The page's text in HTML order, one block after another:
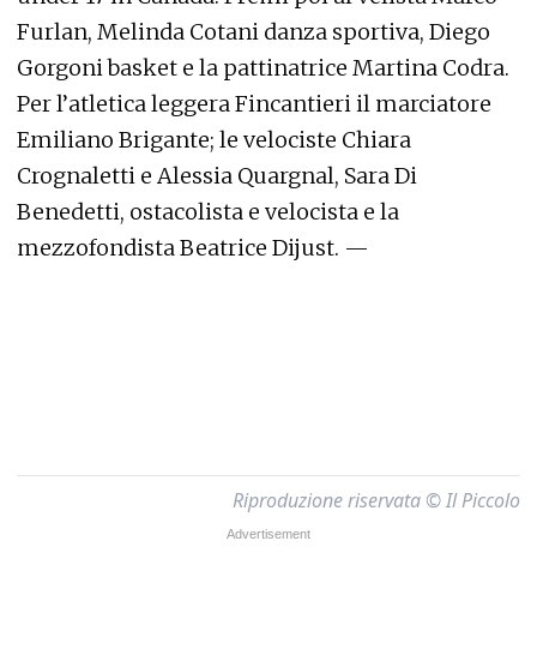
Furlan, Melinda Cotani danza sportiva, Diego
Gorgoni basket e la pattinatrice Martina Codra.
Per l’atletica leggera Fincantieri il marciatore
Emiliano Brigante; le velociste Chiara
Crognaletti e Alessia Quargnal, Sara Di
Benedetti, ostacolista e velocista e la
mezzofondista Beatrice Dijust. —
Riproduzione riservata © Il Piccolo